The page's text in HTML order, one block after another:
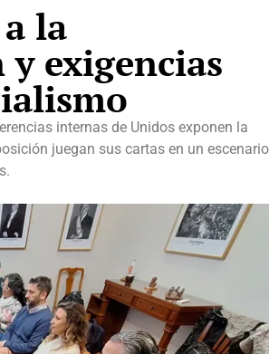
la
y exigencias
internas de Unidos exponen la
juegan sus cartas en un escenario